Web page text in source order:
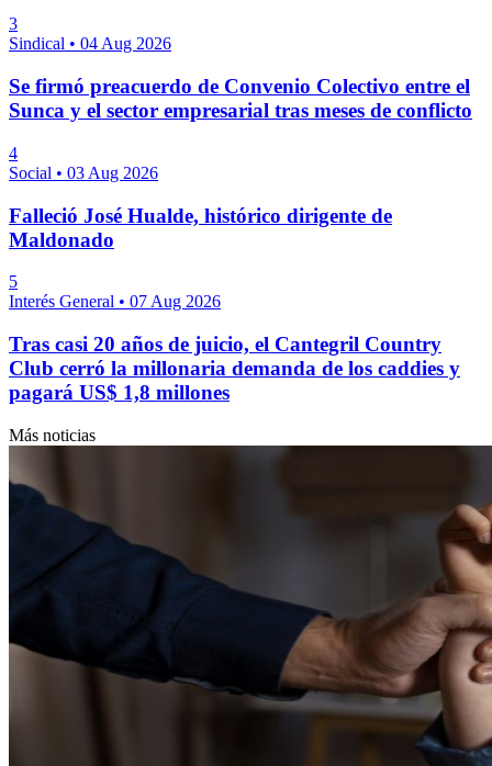
3
Sindical • 04 Aug 2026
Se firmó preacuerdo de Convenio Colectivo entre el
Sunca y el sector empresarial tras meses de conflicto
4
Social • 03 Aug 2026
Falleció José Hualde, histórico dirigente de
Maldonado
5
Interés General • 07 Aug 2026
Tras casi 20 años de juicio, el Cantegril Country
Club cerró la millonaria demanda de los caddies y
pagará US$ 1,8 millones
Más noticias